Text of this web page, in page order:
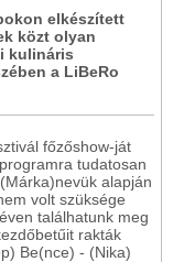
elkészített
közt olyan
kulináris
a LiBeRo
főzőshow-ját
tudatosan
alapján
volt szüksége
találhatunk meg
rakták
Be(nce) - (Nika)